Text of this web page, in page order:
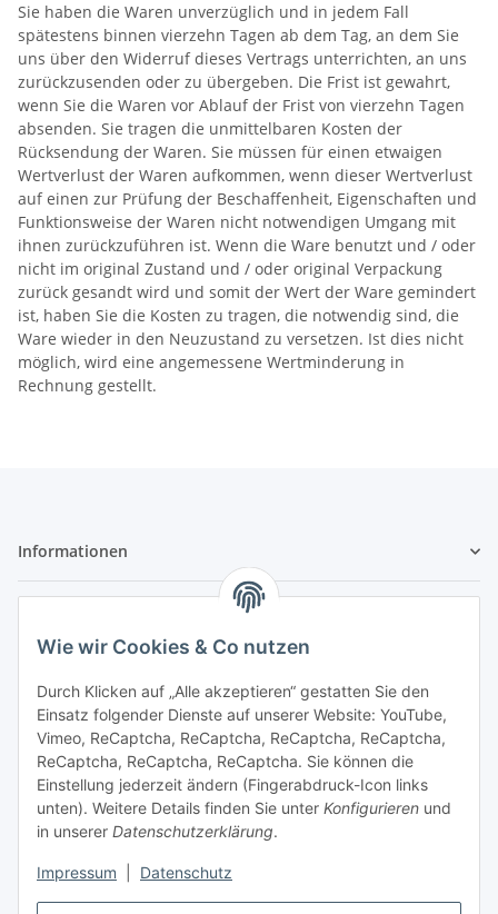
Wie wir Cookies & Co nutzen
Durch Klicken auf „Alle akzeptieren“ gestatten Sie den
Einsatz folgender Dienste auf unserer Website: YouTube,
Vimeo, ReCaptcha, ReCaptcha, ReCaptcha, ReCaptcha,
ReCaptcha, ReCaptcha, ReCaptcha. Sie können die
Einstellung jederzeit ändern (Fingerabdruck-Icon links
unten). Weitere Details finden Sie unter Konfigurieren und
in unserer Datenschutzerklärung.
Impressum Datenschutz
Sie haben die Waren unverzüglich und in jedem Fall
spätestens binnen vierzehn Tagen ab dem Tag, an dem Sie
uns über den Widerruf dieses Vertrags unterrichten, an uns
zurückzusenden oder zu übergeben. Die Frist ist gewahrt,
wenn Sie die Waren vor Ablauf der Frist von vierzehn Tagen
absenden. Sie tragen die unmittelbaren Kosten der
Rücksendung der Waren. Sie müssen für einen etwaigen
Wertverlust der Waren aufkommen, wenn dieser Wertverlust
auf einen zur Prüfung der Beschaffenheit, Eigenschaften und
Funktionsweise der Waren nicht notwendigen Umgang mit
ihnen zurückzuführen ist. Wenn die Ware benutzt und / oder
nicht im original Zustand und / oder original Verpackung
zurück gesandt wird und somit der Wert der Ware gemindert
ist, haben Sie die Kosten zu tragen, die notwendig sind, die
Ware wieder in den Neuzustand zu versetzen. Ist dies nicht
möglich, wird eine angemessene Wertminderung in
Rechnung gestellt.
Informationen
Vertrag widerrufen